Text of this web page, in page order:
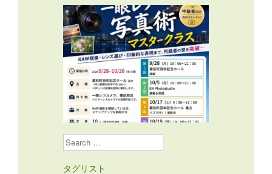
Search
タグリスト